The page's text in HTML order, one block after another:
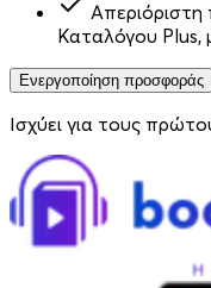
Καταλόγου Plus,
Ενεργοποίηση προσφοράς
Ισχύει για τους